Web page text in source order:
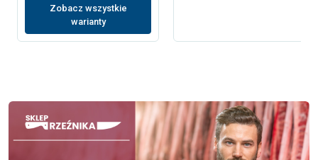
Zobacz wszystkie
warianty